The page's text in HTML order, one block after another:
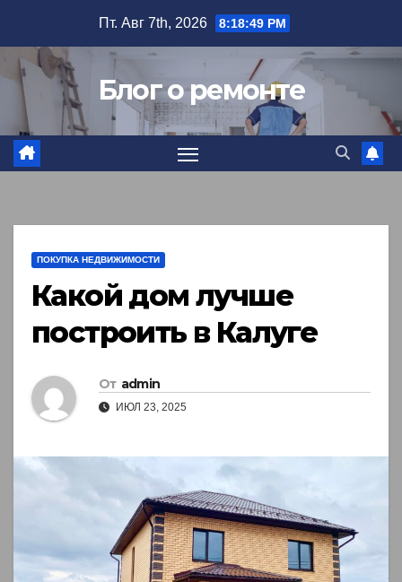
содержимому
Пт. Авг 7th, 2026 8:18:50 PM
Блог о ремонте
ПОКУПКА НЕДВИЖИМОСТИ
Какой дом лучше
построить в Калуге
От admin
ИЮЛ 23, 2025